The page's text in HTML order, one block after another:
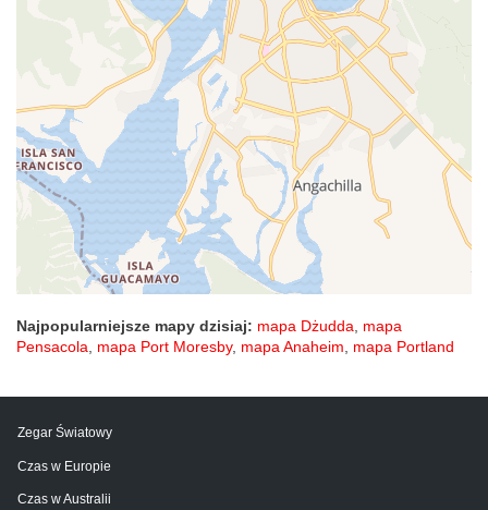
Najpopularniejsze mapy dzisiaj: mapa Dżudda, mapa
Pensacola, mapa Port Moresby, mapa Anaheim, mapa Portland
Zegar Światowy
Czas w Europie
Czas w Australii